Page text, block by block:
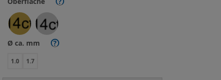
Ø ca. mm ?
1.0 1.7